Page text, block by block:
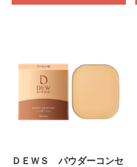
ＤＥＷＳ パウダーコンセ